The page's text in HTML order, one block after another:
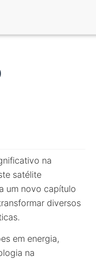
na
satélite
um novo capítulo
diversos
em energia,
na